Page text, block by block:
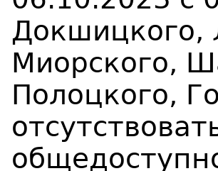
Докшицкого,
Миорского,
Полоцкого,